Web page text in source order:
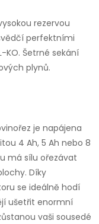
rezervou
perfektními
KO. Šetrné sekání
plynů.
je napájena
4 Ah, 5 Ah nebo 8
má sílu ořezávat
Díky
se ideálně hodí
ušetřit enormní
vaši sousedé